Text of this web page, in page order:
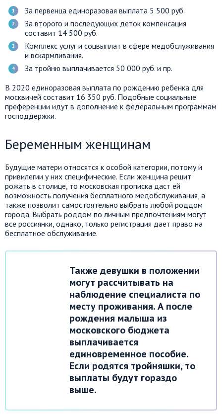
За первенца единоразовая выплата 5 500 руб.
За второго и последующих деток компенсация
составит 14 500 руб.
Комплекс услуг и соцвыплат в сфере медобслуживания
и вскармливания.
За тройню выплачивается 50 000 руб. и пр.
В 2020 единоразовая выплата по рождению ребенка для
москвичей составит 16 350 руб. Подобные социальные
преференции идут в дополнение к федеральным программам
господдержки.
Беременным женщинам
Будущие матери относятся к особой категории, потому и
привилегии у них специфические. Если женщина решит
рожать в столице, то московская прописка даст ей
возможность получения бесплатного медобслуживания, а
также позволит самостоятельно выбрать любой роддом
города. Выбрать роддом по личным предпочтениям могут
все россиянки, однако, только регистрация дает право на
бесплатное обслуживание.
Также девушки в положении
могут рассчитывать на
наблюдение специалиста по
месту проживания. А после
рождения малыша из
московского бюджета
выплачивается
единовременное пособие.
Если родятся тройняшки, то
выплаты будут гораздо
выше.